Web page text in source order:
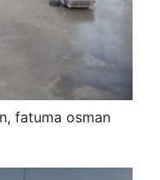
fatuma osman